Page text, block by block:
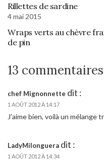
Rillettes de sardine
4 mai 2015
Wraps verts au chèvre
de pin
13 commentaires
chef Mignonnette dit :
1 AOÛT 2012 À 14:17
J’aime bien, voilà un mélange
LadyMilonguera dit :
1 AOÛT 2012 À 14:34